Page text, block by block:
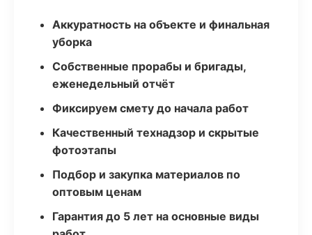
Аккуратность на объекте и финальная
уборка
Собственные прорабы и бригады,
еженедельный отчёт
Фиксируем смету до начала работ
Качественный технадзор и скрытые
фотоэтапы
Подбор и закупка материалов по
оптовым ценам
Гарантия до 5 лет на основные виды